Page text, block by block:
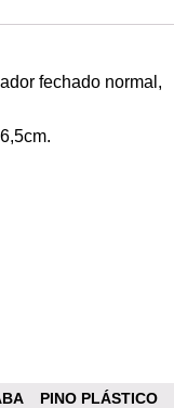
fechado normal,
PINO PLÁSTICO